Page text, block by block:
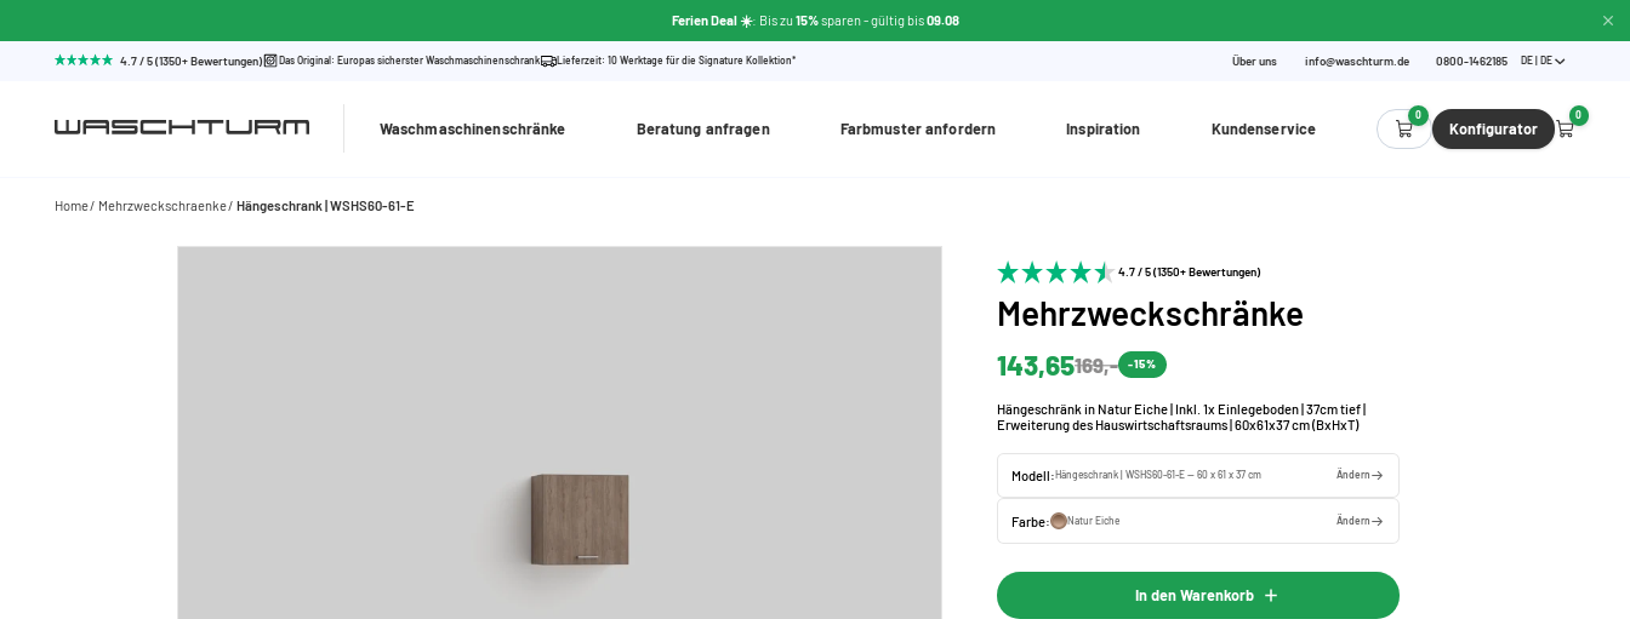
Ferien Deal ☀️: Bis zu15%sparen- gültig bis09.08
4.7 / 5 (1350+ Bewertungen) Das Original: Europas sicherster Waschmaschinenschrank Lieferzeit: 10 Werktage für die Signature Kollektion* Über uns info@waschturm.de 0800-1462185 DE | DE
Waschmaschinenschränke Beratung anfragen Farbmuster anfordern Inspiration Kundenservice
0
Konfigurator
0
Home Mehrzweckschraenke Hängeschrank | WSHS60-61-E
4.7 / 5 (1350+ Bewertungen)
Mehrzweckschränke
143,65169,- -15%
Hängeschränk in Natur Eiche | Inkl. 1x Einlegeboden | 37cm tief |
Erweiterung des Hauswirtschaftsraums | 60x61x37 cm (BxHxT)
Modell:Hängeschrank | WSHS60-61-E — 60 x 61 x 37 cm Ändern
Farbe: Natur Eiche Ändern
In den Warenkorb